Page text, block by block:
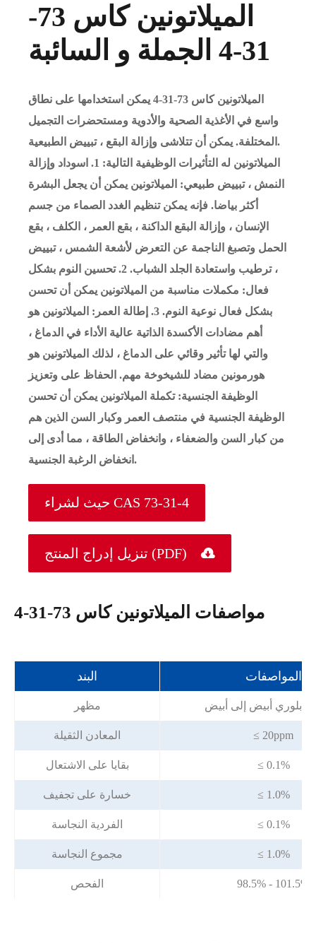
الميلاتونين كاس 73-
31-4 الجملة و السائبة
الميلاتونين كاس 73-31-4 يمكن استخدامها على نطاق
واسع في الأغذية الصحية والأدوية ومستحضرات التجميل
المختلفة. يمكن أن تتلاشى وإزالة البقع ، تبييض الطبيعية.
الميلاتونين له التأثيرات الوظيفية التالية: 1. اسوداد وإزالة
النمش ، تبييض طبيعي: الميلاتونين يمكن أن يجعل البشرة
أكثر بياضا. فإنه يمكن تنظيم الغدد الصماء من جسم
الإنسان ، وإزالة البقع الداكنة ، بقع العمر ، الكلف ، بقع
الحمل وتصبغ الناجمة عن التعرض لأشعة الشمس ، تبييض
، ترطيب واستعادة الجلد الشباب. 2. تحسين النوم بشكل
فعال: مكملات مناسبة من الميلاتونين يمكن أن تحسن
بشكل فعال نوعية النوم. 3. إطالة العمر: الميلاتونين هو
أهم مضادات الأكسدة الذاتية عالية الأداء في الدماغ ،
والتي لها تأثير وقائي على الدماغ ، لذلك الميلاتونين هو
هورمونين مضاد للشيخوخة مهم. الحفاظ على وتعزيز
الوظيفة الجنسية: تكملة الميلاتونين يمكن أن تحسن
الوظيفة الجنسية في منتصف العمر وكبار السن الذين هم
من كبار السن والضعفاء ، وانخفاض الطاقة ، مما أدى إلى
انخفاض الرغبة الجنسية.
حيث لشراء CAS 73-31-4
تنزيل إدراج المنتج (PDF) 
مواصفات الميلاتونين كاس 73-31-4
البند المواصفات
مظهر بلوري أبيض إلى أبيض
المعادن الثقيلة ≤ 20ppm
بقايا على الاشتعال ≤ 0.1%
خسارة على تجفيف ≤ 1.0%
الفردية النجاسة ≤ 0.1%
مجموع النجاسة ≤ 1.0%
الفحص 98.5% - 101.5%